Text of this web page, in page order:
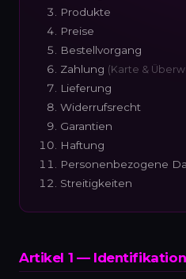
Produkte
Preise
Bestellvorgang
Zahlung (Karte &
Lieferung
Widerrufsrecht
Garantien
Haftung
Personenbezogene
Streitigkeiten
Artikel 1 —